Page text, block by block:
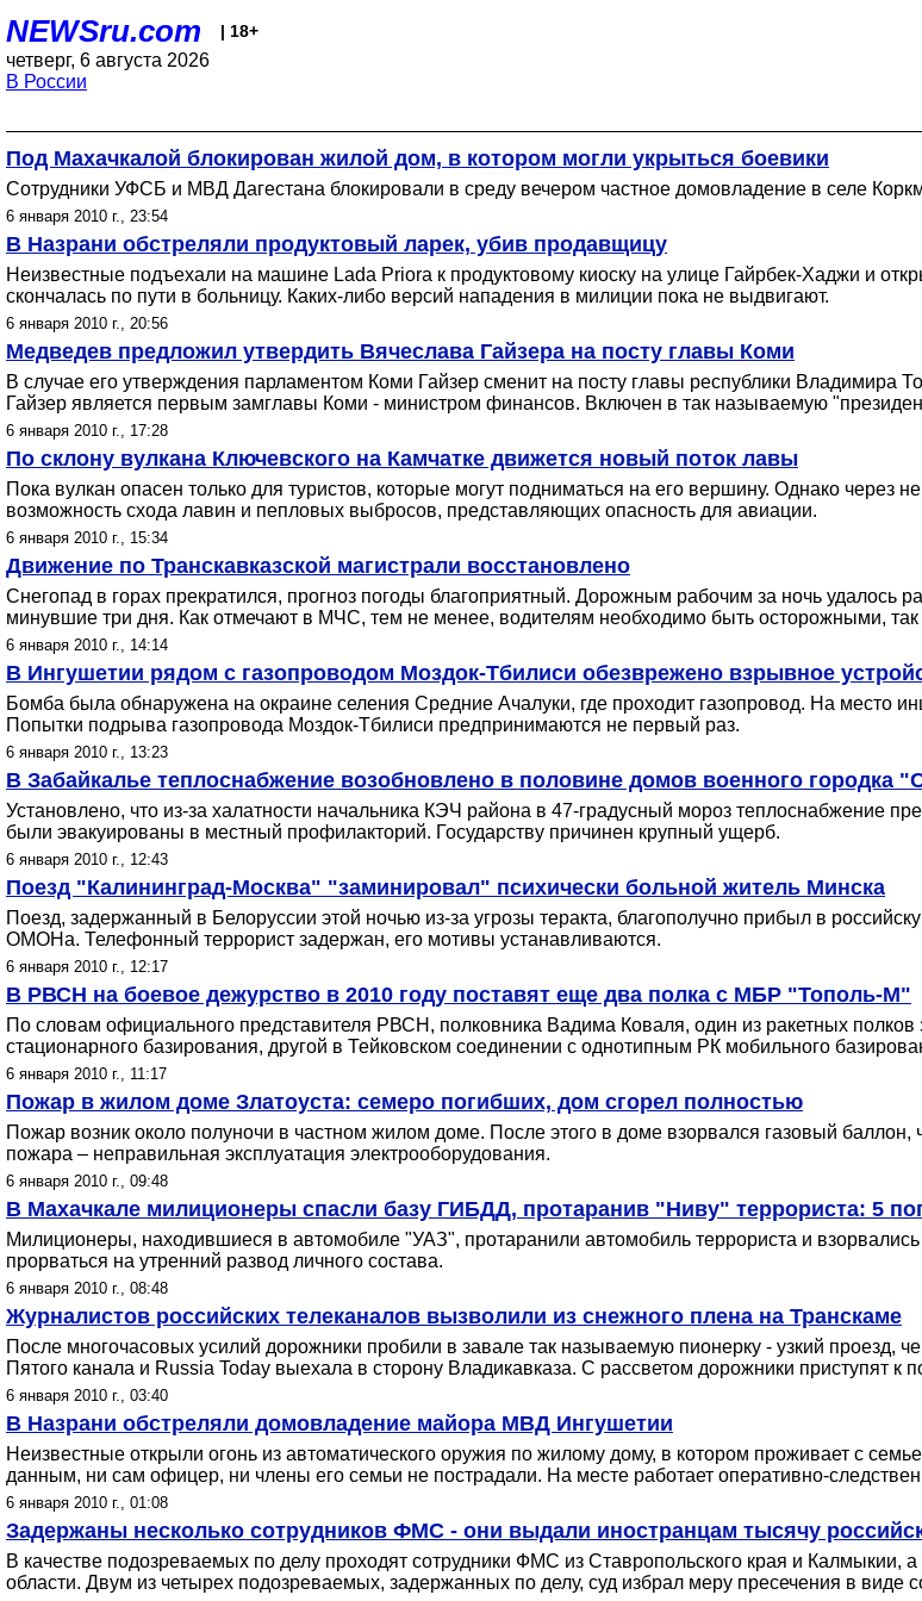
NEWSru.com | 18+
четверг, 6 августа 2026
В России
Под Махачкалой блокирован жилой дом, в котором могли укрыться боевики
Сотрудники УФСБ и МВД Дагестана блокировали в среду вечером частное домовладение в селе
6 января 2010 г., 23:54
В Назрани обстреляли продуктовый ларек, убив продавщицу
Неизвестные подъехали на машине Lada Priora к продуктовому киоску на улице Гайрбек-Хаджи и
скончалась по пути в больницу. Каких-либо версий нападения в милиции пока не выдвигают.
6 января 2010 г., 20:56
Медведев предложил утвердить Вячеслава Гайзера на посту главы Коми
В случае его утверждения парламентом Коми Гайзер сменит на посту главы республики Владимира
Гайзер является первым замглавы Коми - министром финансов. Включен в так называемую
6 января 2010 г., 17:28
По склону вулкана Ключевского на Камчатке движется новый поток лавы
Пока вулкан опасен только для туристов, которые могут подниматься на его вершину. Однако через
возможность схода лавин и пепловых выбросов, представляющих опасность для авиации.
6 января 2010 г., 15:34
Движение по Транcкавказской магистрали восстановлено
Cнегопад в горах прекратился, прогноз погоды благоприятный. Дорожным рабочим за ночь удалось
минувшие три дня. Как отмечают в МЧС, тем не менее, водителям необходимо быть осторожными, так
6 января 2010 г., 14:14
В Ингушетии рядом с газопроводом Моздок-Тбилиси обезврежено взрывное
Бомба была обнаружена на окраине селения Средние Ачалуки, где проходит газопровод. На место
Попытки подрыва газопровода Моздок-Тбилиси предпринимаются не первый раз.
6 января 2010 г., 13:23
В Забайкалье теплоснабжение возобновлено в половине домов военного городка
Установлено, что из-за халатности начальника КЭЧ района в 47-градусный мороз теплоснабжение
были эвакуированы в местный профилакторий. Государству причинен крупный ущерб.
6 января 2010 г., 12:43
Поезд "Калининград-Москва" "заминировал" психически больной житель Минска
Поезд, задержанный в Белоруссии этой ночью из-за угрозы теракта, благополучно прибыл в
ОМОНа. Телефонный террорист задержан, его мотивы устанавливаются.
6 января 2010 г., 12:17
В РВСН на боевое дежурство в 2010 году поставят еще два полка с МБР "Тополь-М"
По словам официального представителя РВСН, полковника Вадима Коваля, один из ракетных
стационарного базирования, другой в Тейковском соединении с однотипным РК мобильного
6 января 2010 г., 11:17
Пожар в жилом доме Златоуста: семеро погибших, дом сгорел полностью
Пожар возник около полуночи в частном жилом доме. После этого в доме взорвался газовый
пожара – неправильная эксплуатация электрооборудования.
6 января 2010 г., 09:48
В Махачкале милиционеры спасли базу ГИБДД, протаранив "Ниву" террориста: 5
Милиционеры, находившиеся в автомобиле "УАЗ", протаранили автомобиль террориста и
прорваться на утренний развод личного состава.
6 января 2010 г., 08:48
Журналистов российских телеканалов вызволили из снежного плена на Транскаме
После многочасовых усилий дорожники пробили в завале так называемую пионерку - узкий
Пятого канала и Russia Today выехала в сторону Владикавказа. С рассветом дорожники приступят к
6 января 2010 г., 03:40
В Назрани обстреляли домовладение майора МВД Ингушетии
Неизвестные открыли огонь из автоматического оружия по жилому дому, в котором проживает с
данным, ни сам офицер, ни члены его семьи не пострадали. На месте работает оперативно-
6 января 2010 г., 01:08
Задержаны несколько сотрудников ФМС - они выдали иностранцам тысячу
В качестве подозреваемых по делу проходят сотрудники ФМС из Ставропольского края и Калмыкии,
области. Двум из четырех подозреваемых, задержанных по делу, суд избрал меру пресечения в виде